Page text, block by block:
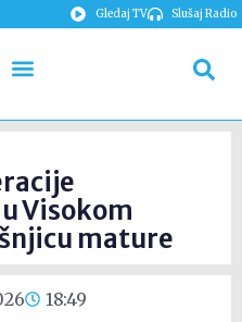
Gledaj TV Slušaj Radio
Visokom
mature
18:49